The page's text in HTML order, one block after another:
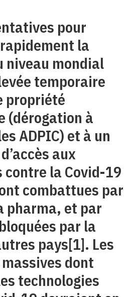
pour
la
niveau mondial
temporaire
propriété
(dérogation à
ADPIC) et à un
aux
contre la Covid-19
combattues par
pharma, et par
par la
pays[1]. Les
dont
technologies